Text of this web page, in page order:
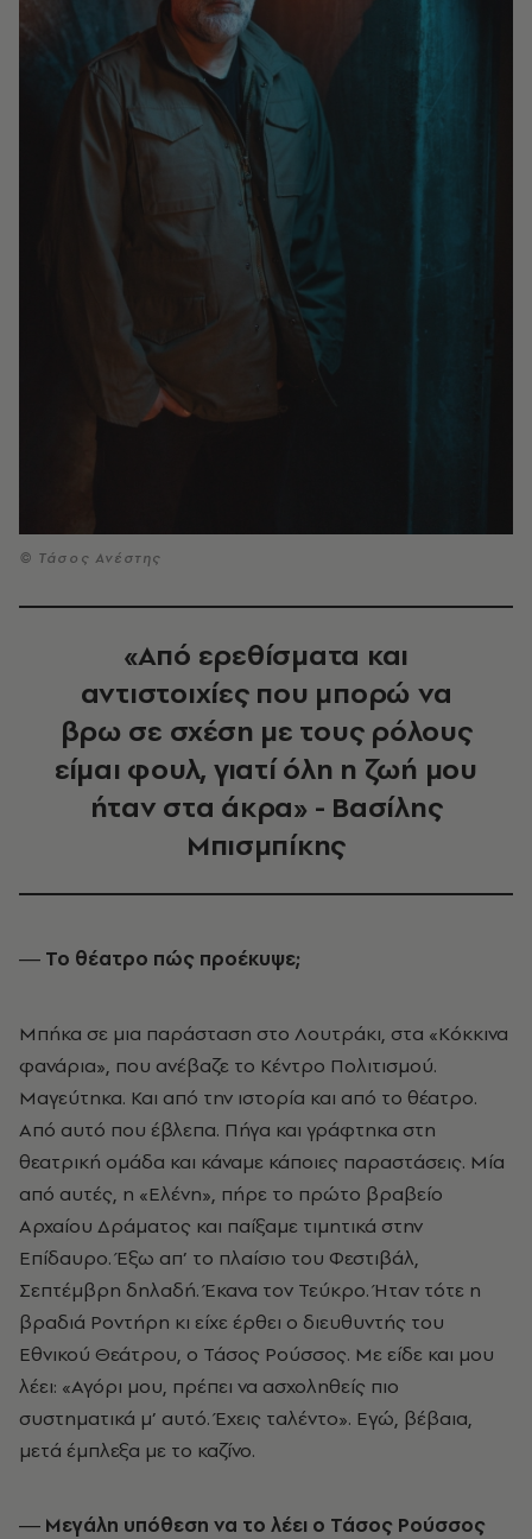
© Τάσος Ανέστης
«Από ερεθίσµατα και
αντιστοιχίες που µπορώ να
βρω σε σχέση µε τους ρόλους
είµαι φουλ, γιατί όλη η ζωή µου
ήταν στα άκρα» - Βασίλης
Μπισμπίκης
― Το θέατρο πώς προέκυψε;
Μπήκα σε µια παράσταση στο Λουτράκι, στα «Κόκκινα
φανάρια», που ανέβαζε το Κέντρο Πολιτισµού.
Μαγεύτηκα. Και από την ιστορία και από το θέατρο.
Από αυτό που έβλεπα. Πήγα και γράφτηκα στη
θεατρική οµάδα και κάναµε κάποιες παραστάσεις. Μία
από αυτές, η «Ελένη», πήρε το πρώτο βραβείο
Αρχαίου Δράµατος και παίξαµε τιµητικά στην
Επίδαυρο. Έξω απ’ το πλαίσιο του Φεστιβάλ,
Σεπτέµβρη δηλαδή. Έκανα τον Τεύκρο. Ήταν τότε η
βραδιά Ροντήρη κι είχε έρθει ο διευθυντής του
Εθνικού Θεάτρου, ο Τάσος Ρούσσος. Με είδε και µου
λέει: «Αγόρι µου, πρέπει να ασχοληθείς πιο
συστηµατικά µ’ αυτό. Έχεις ταλέντο». Εγώ, βέβαια,
µετά έµπλεξα µε το καζίνο.
― Μεγάλη υπόθεση να το λέει ο Τάσος Ρούσσος